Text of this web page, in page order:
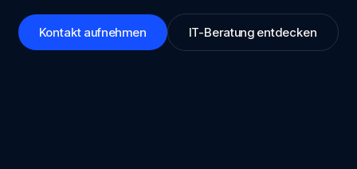
Kontakt aufnehmen IT-Beratung entdecken